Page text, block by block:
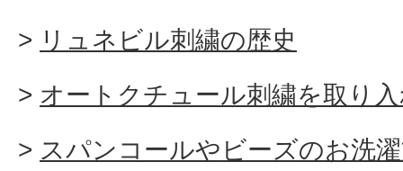
リュネビル刺繍の歴史
オートクチュール刺繍を取り
スパンコールやビーズのお洗